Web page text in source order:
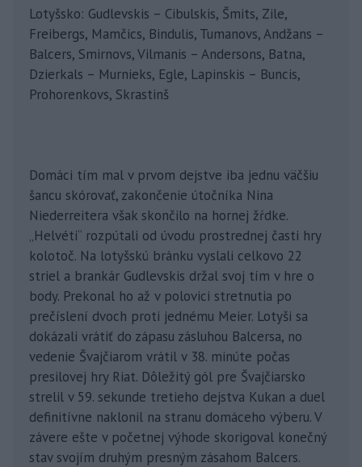
Lotyšsko: Gudlevskis – Cibulskis, Šmits, Zile,
Freibergs, Mamčics, Bindulis, Tumanovs, Andžans –
Balcers, Smirnovs, Vilmanis – Andersons, Batna,
Dzierkals – Murnieks, Egle, Lapinskis – Buncis,
Prohorenkovs, Skrastinš
Domáci tím mal v prvom dejstve iba jednu väčšiu
šancu skórovať, zakončenie útočníka Nina
Niederreitera však skončilo na hornej žŕdke.
„Helvéti“ rozpútali od úvodu prostrednej časti hry
kolotoč. Na lotyšskú bránku vyslali celkovo 22
striel a brankár Gudlevskis držal svoj tím v hre o
body. Prekonal ho až v polovici stretnutia po
prečíslení dvoch proti jednému Meier. Lotyši sa
dokázali vrátiť do zápasu zásluhou Balcersa, no
vedenie Švajčiarom vrátil v 38. minúte počas
presilovej hry Riat. Dôležitý gól pre Švajčiarsko
strelil v 59. sekunde tretieho dejstva Kukan a duel
definitívne naklonil na stranu domáceho výberu. V
závere ešte v početnej výhode skorigoval konečný
stav svojím druhým presným zásahom Balcers.